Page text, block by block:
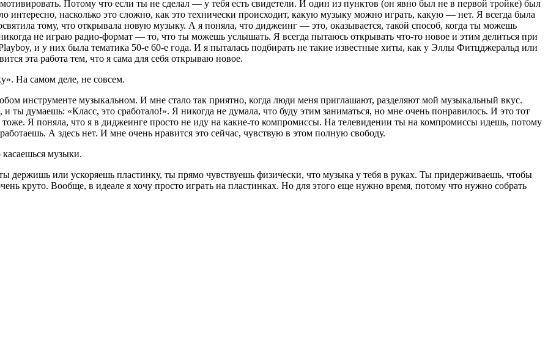
Потому что если ты не сделал — у тебя есть свидетели. И один из пунктов (он явно был не в первой тройке) был
интересно, насколько это сложно, как это технически происходит, какую музыку можно играть, какую — нет. Я всегда была
тому, что открывала новую музыку. А я поняла, что диджеинг — это, оказывается, такой способ, когда ты можешь
не играю радио-формат — то, что ты можешь услышать. Я всегда пытаюсь открывать что-то новое и этим делиться при
и у них была тематика 50-е 60-е года. И я пыталась подбирать не такие известные хиты, как у Эллы Фитцджеральд или
эта работа тем, что я сама для себя открываю новое.
На самом деле, не совсем.
инструменте музыкальном. И мне стало так приятно, когда люди меня приглашают, разделяют мой музыкальный вкус.
думаешь: «Класс, это сработало!». Я никогда не думала, что буду этим заниматься, но мне очень понравилось. И это тот
тоже. Я поняла, что я в диджеинге просто не иду на какие-то компромиссы. На телевидении ты на компромиссы идешь, потому
А здесь нет. И мне очень нравится это сейчас, чувствую в этом полную свободу.
музыки.
держишь или ускоряешь пластинку, ты прямо чувствуешь физически, что музыка у тебя в руках. Ты придерживаешь, чтобы
круто. Вообще, в идеале я хочу просто играть на пластинках. Но для этого еще нужно время, потому что нужно собрать